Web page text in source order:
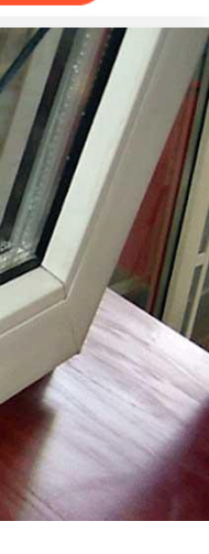
× ×
данных